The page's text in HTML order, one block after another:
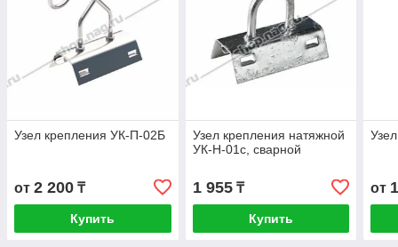
Узел крепления УК-П-02Б
от 2 200 ₸
Купить
Узел крепления натяжной
УК-Н-01с, сварной
1 955₸
Купить
от